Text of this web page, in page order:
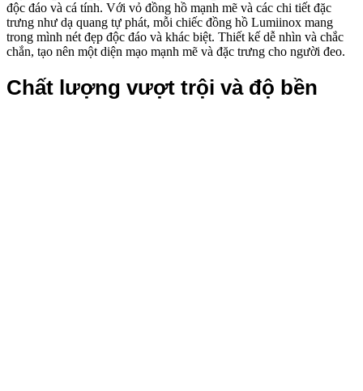
độc đáo và cá tính. Với vỏ đồng hồ mạnh mẽ và các chi tiết đặc
trưng như dạ quang tự phát, mỗi chiếc đồng hồ Lumiinox mang
trong mình nét đẹp độc đáo và khác biệt. Thiết kế dễ nhìn và chắc
chắn, tạo nên một diện mạo mạnh mẽ và đặc trưng cho người đeo.
Chất lượng vượt trội và độ bền